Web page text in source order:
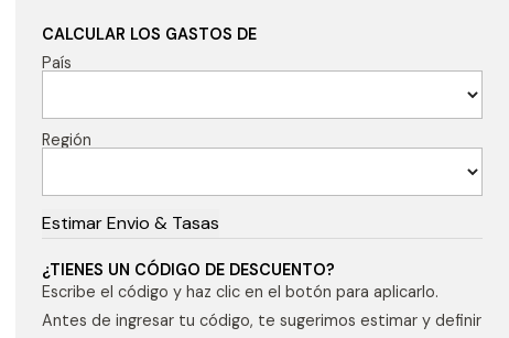
CALCULAR LOS GASTOS DE
País
Región
¿TIENES UN CÓDIGO DE DESCUENTO?
Escribe el código y haz clic en el botón para aplicarlo.
Antes de ingresar tu código, te sugerimos estimar y definir